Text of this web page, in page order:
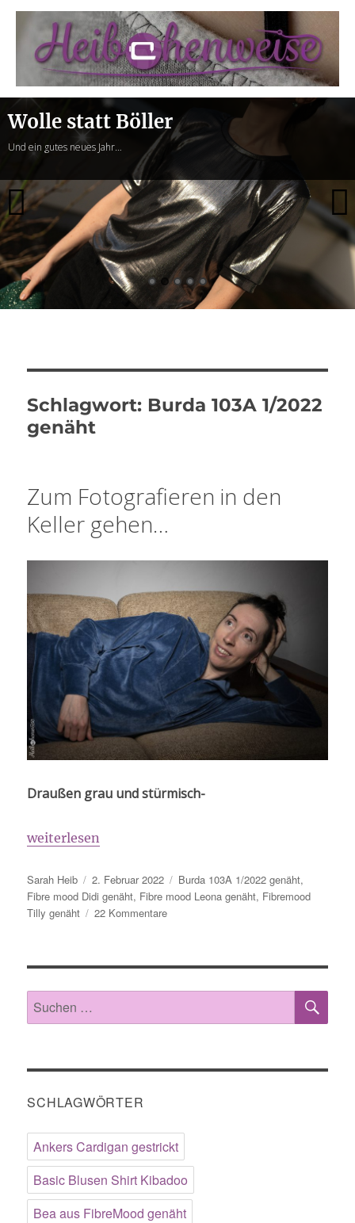
Heibchenweise
Wolle statt Böller
Und ein gutes neues Jahr…
Schlagwort: Burda 103A 1/2022
genäht
Zum Fotografieren in den
Keller gehen…
Draußen grau und stürmisch-
„Zum Fotografieren in den Keller gehen…“
weiterlesen
Autor
Sarah Heib
Veröffentlicht
am
2. Februar 2022 Schlagwörter
Burda 103A 1/2022 genäht,
Fibre mood Didi genäht, Fibre mood Leona genäht, Fibremood
Tilly genäht
22 Kommentarezu
in
Keller
Suche
nach:
SCHLAGWÖRTER
Ankers Cardigan gestrickt
Basic Blusen Shirt Kibadoo
Bea aus FibreMood genäht